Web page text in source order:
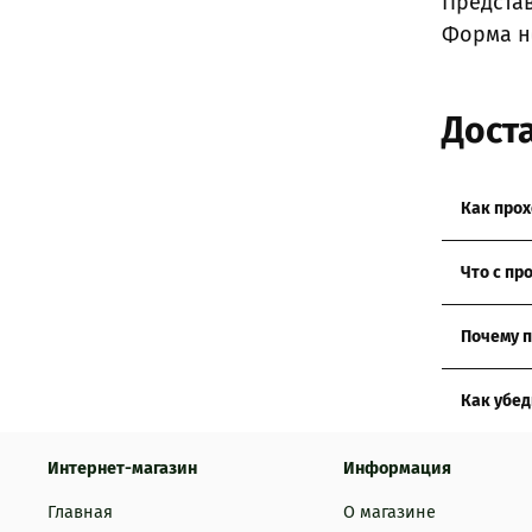
Форма
Как
региона
Что с
Почему
оплате
Как
Интернет-магазин
Главная
Информация
О магазине